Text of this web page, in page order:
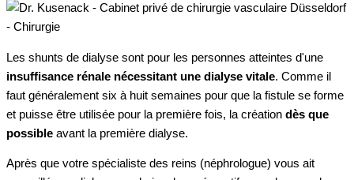
Les shunts de dialyse sont pour les personnes atteintes d'une
insuffisance rénale nécessitant une dialyse vitale. Comme il
faut généralement six à huit semaines pour que la fistule se forme
et puisse être utilisée pour la première fois, la création dès que
possible avant la première dialyse.
Après que votre spécialiste des reins (néphrologue) vous ait